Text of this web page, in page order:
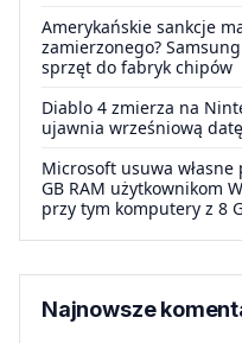
Amerykańskie sankcje
zamierzonego?
sprzęt do fabryk chipów
Diablo 4 zmierza na
ujawnia wrześniową
Microsoft usuwa
GB RAM użytkownikom
przy tym komputery z 8
Najnowsze